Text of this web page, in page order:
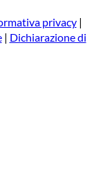
privacy|
| Dichiarazione di